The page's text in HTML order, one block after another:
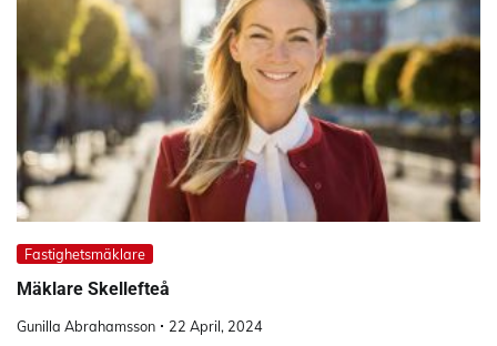
Fastighetsmäklare
Mäklare Skellefteå
Gunilla Abrahamsson 22 April, 2024